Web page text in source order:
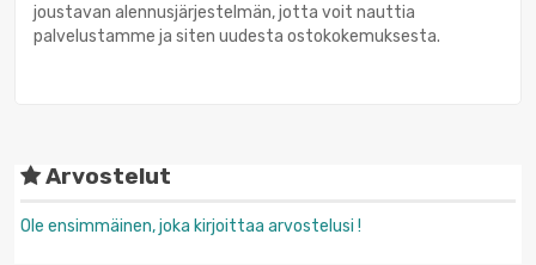
joustavan alennusjärjestelmän, jotta voit nauttia
palvelustamme ja siten uudesta ostokokemuksesta.
Arvostelut
Ole ensimmäinen, joka kirjoittaa arvostelusi !